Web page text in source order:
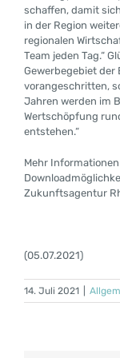
schaffen, damit
in der Region
regionalen
Team jeden Tag.“
Gewerbegebiet der
vorangeschritten,
Jahren werden im
Wertschöpfung
entstehen.“
Mehr
Zukunftsagentur
(05.07.2021)
14. Juli 2021